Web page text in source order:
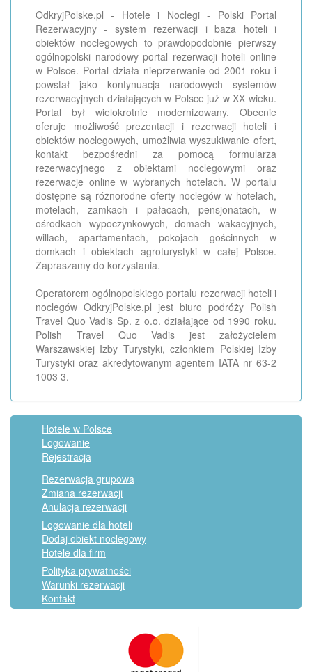
OdkryjPolske.pl - Hotele i Noclegi - Polski Portal
Rezerwacyjny - system rezerwacji i baza hoteli i
obiektów noclegowych to prawdopodobnie pierwszy
ogólnopolski narodowy portal rezerwacji hoteli online
w Polsce. Portal działa nieprzerwanie od 2001 roku i
powstał jako kontynuacja narodowych systemów
rezerwacyjnych działających w Polsce już w XX wieku.
Portal był wielokrotnie modernizowany. Obecnie
oferuje możliwość prezentacji i rezerwacji hoteli i
obiektów noclegowych, umożliwia wyszukiwanie ofert,
kontakt bezpośredni za pomocą formularza
rezerwacyjnego z obiektami noclegowymi oraz
rezerwacje online w wybranych hotelach. W portalu
dostępne są różnorodne oferty noclegów w hotelach,
motelach, zamkach i pałacach, pensjonatach, w
ośrodkach wypoczynkowych, domach wakacyjnych,
willach, apartamentach, pokojach gościnnych w
domkach i obiektach agroturystyki w całej Polsce.
Zapraszamy do korzystania.
Operatorem ogólnopolskiego portalu rezerwacji hoteli i
noclegów OdkryjPolske.pl jest biuro podróży Polish
Travel Quo Vadis Sp. z o.o. działające od 1990 roku.
Polish Travel Quo Vadis jest założycielem
Warszawskiej Izby Turystyki, członkiem Polskiej Izby
Turystyki oraz akredytowanym agentem IATA nr 63-2
1003 3.
Hotele w Polsce
Logowanie
Rejestracja
Rezerwacja grupowa
Zmiana rezerwacji
Anulacja rezerwacji
Logowanie dla hoteli
Dodaj obiekt noclegowy
Hotele dla firm
Polityka prywatności
Warunki rezerwacji
Kontakt